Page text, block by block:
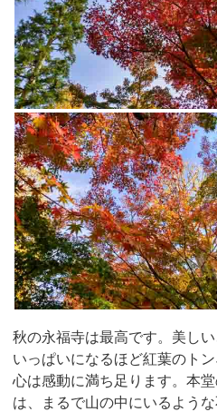
秋の永福寺は最高です。美し
いっぱいになるほど紅葉のト
心は感動に満ち足ります。本
は、まるで山の中にいるよう